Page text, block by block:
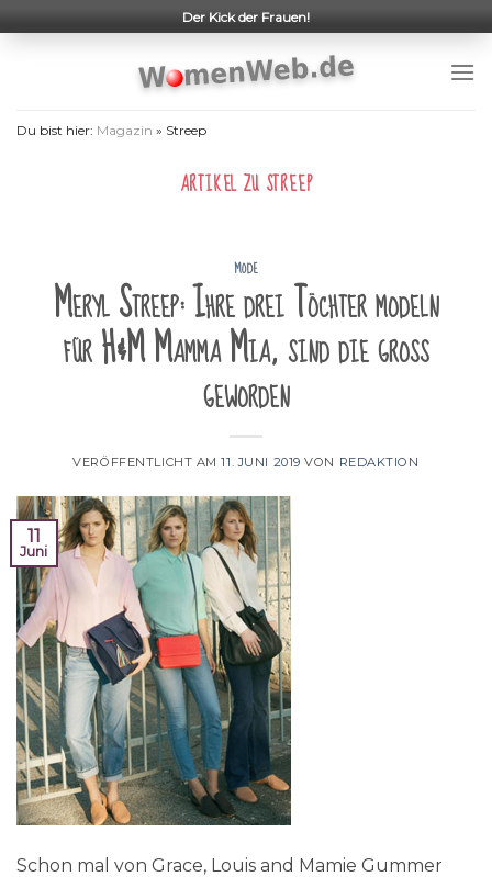
to
Der Kick der Frauen!
Du bist hier: Magazin » Streep
ARTIKEL ZU STREEP
MODE
Meryl Streep: Ihre drei Töchter modeln
für H&M Mamma Mia, sind die groß
geworden
VERÖFFENTLICHT AM11. JUNI 2019 VON REDAKTION
11
Juni
Schon mal von Grace, Louis and Mamie Gummer